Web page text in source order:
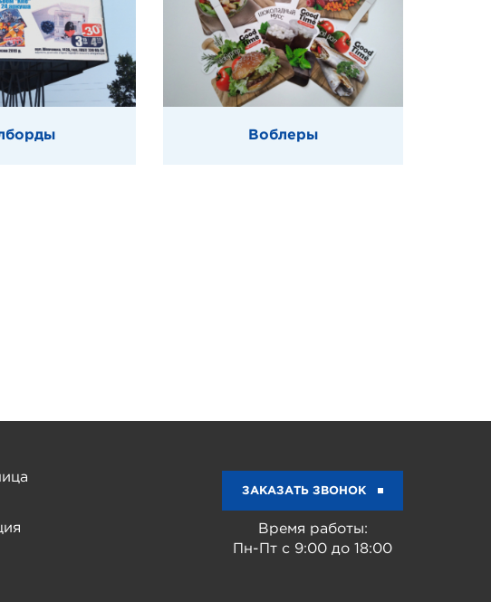
Воблеры
ЗАКАЗАТЬ ЗВОНОК
Время работы:
Пн-Пт с 9:00 до 18:00